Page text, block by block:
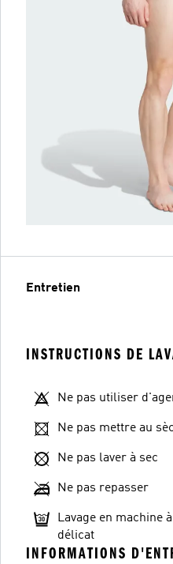
Entretien
INSTRUCTIONS DE
Ne pas utiliser
Ne pas mettre au
Ne pas laver à sec
Ne pas repasser
Lavage en machine
délicat
INFORMATIONS